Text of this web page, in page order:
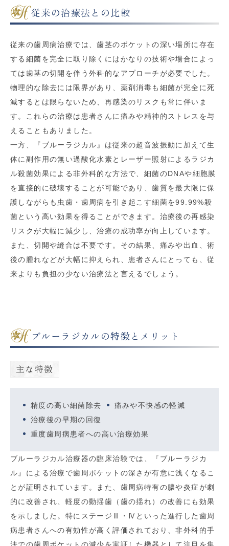
従来の治療法との比較
従来の歯周病治療では、歯茎のポケットの深い場所に存在
する細菌を完全に取り除くにはかなりの技術や場合によっ
ては歯茎の切開を伴う外科的なアプローチが必要でした。
物理的な除去には限界があり、薬剤消毒も細菌が完全に死
滅するとは限らないため、再感染のリスクも常に伴いま
す。これらの治療は患者さんに痛みや精神的ストレスを与
えることもありました。
一方、『ブルーラジカル』は従来の超音波振動に加えて生
体に副作用の無い過酸化水素とレーザー照射によるラジカ
ル殺菌効果による非外科的な方法で、細菌のDNAや細胞膜
を直接的に破壊することが可能であり、歯質を最大限に保
護しながらも虫歯・歯周病を引き起こす細菌を99.99%殺
菌という高い効果を得ることができます。治療後の再感染
リスクが大幅に減少し、治療の成功率が向上しています。
また、切開や縫合は不要です。その結果、痛みや出血、術
後の腫れなどが大幅に抑えられ、患者さんにとっても、従
来よりも負担の少ない治療法と言えるでしょう。
ブルーラジカルの特徴とメリット
主な特徴
精度の高い細菌除去
痛みや不快感の軽減
治療後の早期の回復
重度歯周病患者への高い治療効果
ブルーラジカル治療器の臨床治験では、『ブルーラジカ
ル』による治療で歯周ポケットの深さが有意に浅くなるこ
とが証明されています。また、歯周病特有の膿や炎症が劇
的に改善され、軽度の動揺歯（歯の揺れ）の改善にも効果
を示しました。特にステージⅢ・Ⅳといった進行した歯周
病患者さんへの有効性が高く評価されており、非外科的手